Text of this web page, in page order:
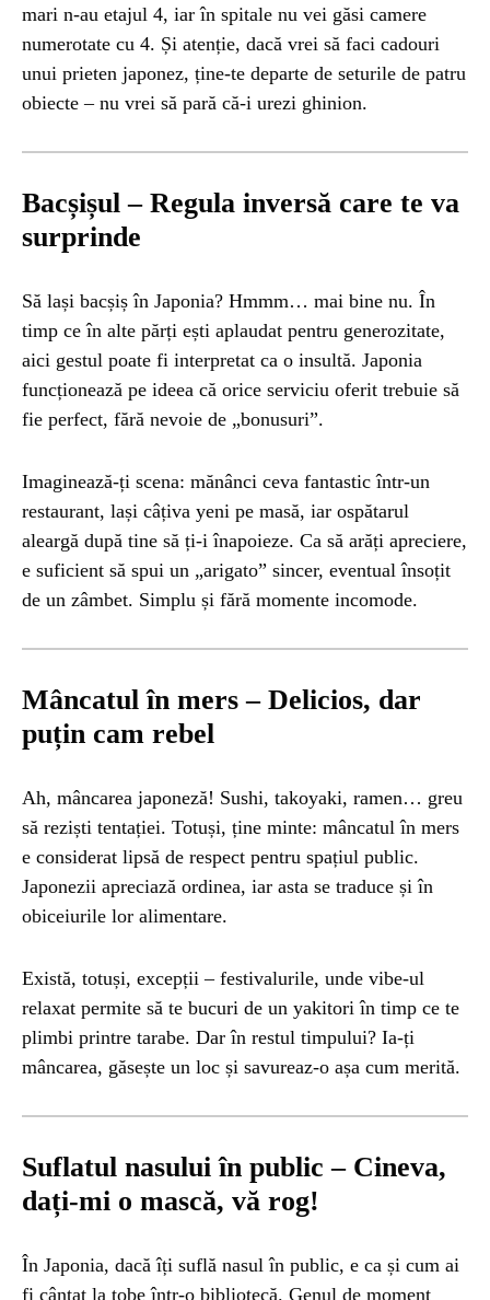
mari n-au etajul 4, iar în spitale nu vei găsi camere
numerotate cu 4. Și atenție, dacă vrei să faci cadouri
unui prieten japonez, ține-te departe de seturile de patru
obiecte – nu vrei să pară că-i urezi ghinion.
Bacșișul – Regula inversă care te va
surprinde
Să lași bacșiș în Japonia? Hmmm… mai bine nu. În
timp ce în alte părți ești aplaudat pentru generozitate,
aici gestul poate fi interpretat ca o insultă. Japonia
funcționează pe ideea că orice serviciu oferit trebuie să
fie perfect, fără nevoie de „bonusuri”.
Imaginează-ți scena: mănânci ceva fantastic într-un
restaurant, lași câțiva yeni pe masă, iar ospătarul
aleargă după tine să ți-i înapoieze. Ca să arăți apreciere,
e suficient să spui un „arigato” sincer, eventual însoțit
de un zâmbet. Simplu și fără momente incomode.
Mâncatul în mers – Delicios, dar
puțin cam rebel
Ah, mâncarea japoneză! Sushi, takoyaki, ramen… greu
să reziști tentației. Totuși, ține minte: mâncatul în mers
e considerat lipsă de respect pentru spațiul public.
Japonezii apreciază ordinea, iar asta se traduce și în
obiceiurile lor alimentare.
Există, totuși, excepții – festivalurile, unde vibe-ul
relaxat permite să te bucuri de un yakitori în timp ce te
plimbi printre tarabe. Dar în restul timpului? Ia-ți
mâncarea, găsește un loc și savureaz-o așa cum merită.
Suflatul nasului în public – Cineva,
dați-mi o mască, vă rog!
În Japonia, dacă îți suflă nasul în public, e ca și cum ai
fi cântat la tobe într-o bibliotecă. Genul de moment